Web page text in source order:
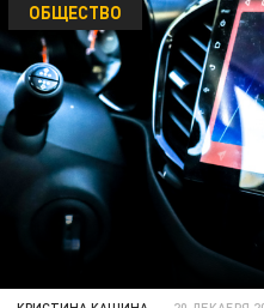
ОБЩЕСТВО